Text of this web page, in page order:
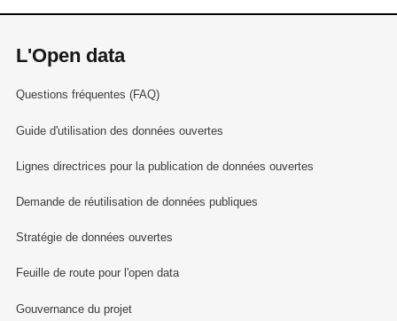
L'Open data
Questions fréquentes (FAQ)
Guide d'utilisation des données ouvertes
Lignes directrices pour la publication de données ouvertes
Demande de réutilisation de données publiques
Stratégie de données ouvertes
Feuille de route pour l'open data
Gouvernance du projet